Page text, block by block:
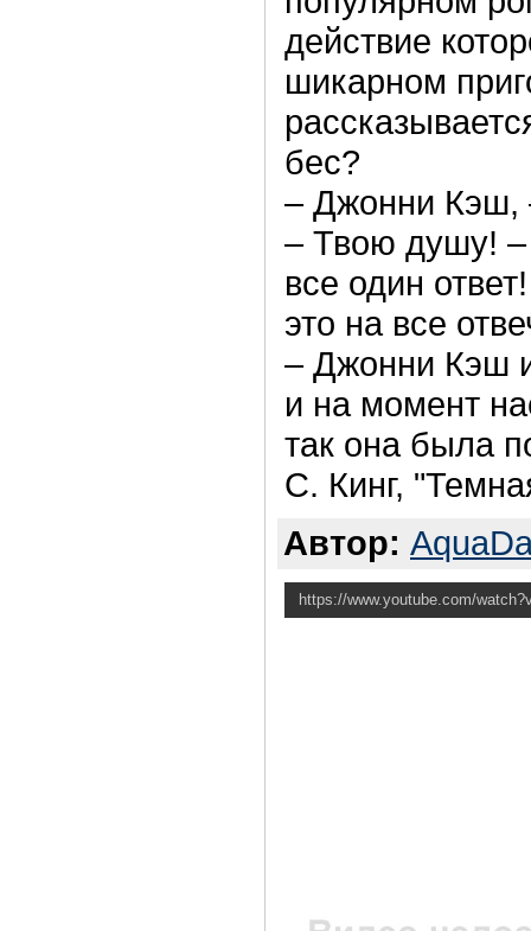
действие
шикарном
бес?
– Джонни Кэш,
– Твою душу! –
все один
это на все
– Джонни Кэш
и на момент
так она была
С. Кинг,
Автор:
https://www.youtube.com/